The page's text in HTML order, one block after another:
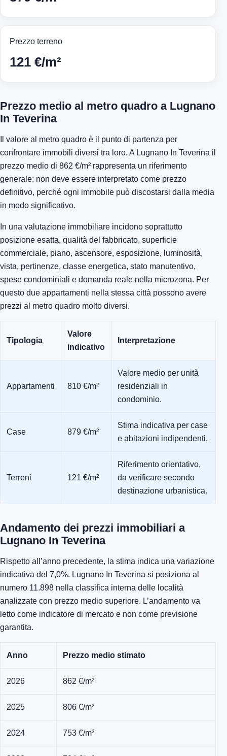
Prezzo terreno
121 €/m²
Prezzo medio al metro quadro a Lugnano
In Teverina
Il valore al metro quadro è il punto di partenza per
confrontare immobili diversi tra loro. A Lugnano In Teverina il
prezzo medio di 862 €/m² rappresenta un riferimento
generale: non deve essere interpretato come prezzo
definitivo, perché ogni immobile può discostarsi dalla media
in modo significativo.
In una valutazione immobiliare incidono soprattutto
posizione esatta, qualità del fabbricato, superficie
commerciale, piano, ascensore, esposizione, luminosità,
vista, pertinenze, classe energetica, stato manutentivo,
spese condominiali e domanda reale nella microzona. Per
questo due appartamenti nella stessa città possono avere
prezzi al metro quadro molto diversi.
Tipologia
Valore
indicativo
Interpretazione
Appartamenti 810 €/m²
Valore medio per unità
residenziali in
condominio.
Case 879 €/m²
Stima indicativa per case
e abitazioni indipendenti.
Terreni 121 €/m²
Riferimento orientativo,
da verificare secondo
destinazione urbanistica.
Andamento dei prezzi immobiliari a
Lugnano In Teverina
Rispetto all’anno precedente, la stima indica una variazione
indicativa del 7,0%. Lugnano In Teverina si posiziona al
numero 11.898 nella classifica interna delle località
analizzate con prezzo medio superiore. L’andamento va
letto come indicatore di mercato e non come previsione
garantita.
Anno Prezzo medio stimato
2026 862 €/m²
2025 806 €/m²
2024 753 €/m²